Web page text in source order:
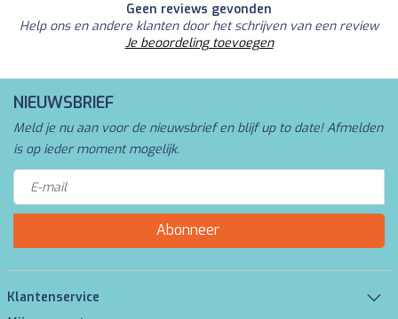
Geen reviews gevonden
Help ons en andere klanten door het schrijven van een review
Je beoordeling toevoegen
NIEUWSBRIEF
Meld je nu aan voor de nieuwsbrief en blijf up to date! Afmelden
is op ieder moment mogelijk.
Abonneer
Klantenservice